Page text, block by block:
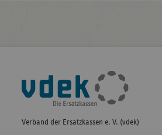
Fußleisten-
Navigation
Verband der Ersatzkassen e. V. (vdek)